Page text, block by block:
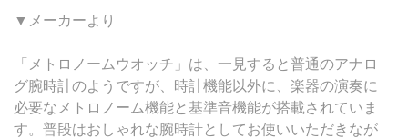
▼メーカーより
「メトロノームウオッチ」は、一見すると普通のアナロ
グ腕時計のようですが、時計機能以外に、楽器の演奏に
必要なメトロノーム機能と基準音機能が搭載されていま
す。普段はおしゃれな腕時計としてお使いいただきなが